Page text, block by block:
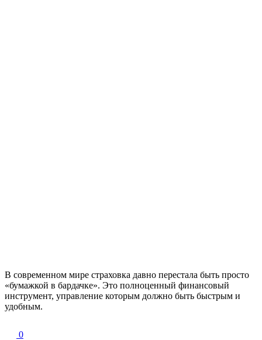
В современном мире страховка давно перестала быть просто
«бумажкой в бардачке». Это полноценный финансовый
инструмент, управление которым должно быть быстрым и
удобным.
0